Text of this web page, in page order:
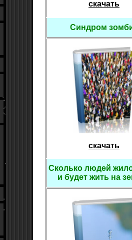
скачать
Синдром
скачать
Сколько людей
и будет жить на